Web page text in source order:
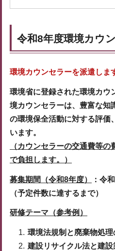
令和8年度環境カウ
環境カウンセラーを派遣しま
環境省に登録された環境カウ
境カウンセラーは、豊富な知
の環境保全活動に対する評価
います。
（カウンセラーの交通費等
で負担します。）
募集期間（令和8年度）
：令
（予定件数に達するまで）
研修テーマ（参考例）
環境法規制と廃棄物処理
建設リサイクル法と建設